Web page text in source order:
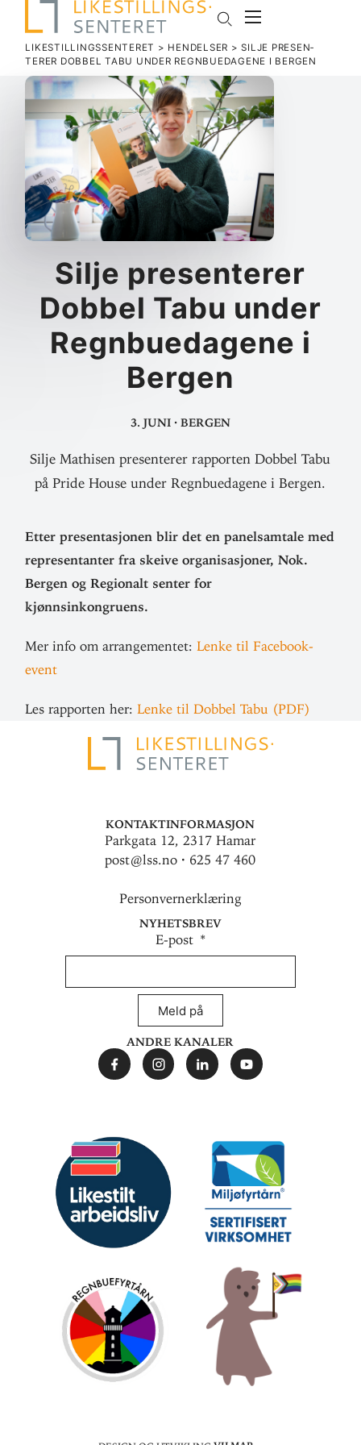
LIKESTILLINGSSENTERET > HENDELSER >SILJE PRE­SEN­
TERER DOBBEL TABU UNDER REGN­BUE­DAGENE I BERGEN
Silje pre­sen­terer
Dobbel Tabu under
Regn­bue­dagene i
Bergen
3. juni ·Bergen
Silje Mathisen presenterer rapporten Dobbel Tabu
på Pride House under Regnbuedagene i Bergen.
Etter pre­sen­ta­sjonen blir det en panel­samtale med
repre­sen­tanter fra skeive orga­ni­sa­sjoner, Nok.
Bergen og Regionalt senter for
kjønnsinkongruens.
Mer info om arran­ge­mentet:Lenke til Facebook-
event
Les rap­porten her:Lenke til Dobbel Tabu (PDF)
Kontaktinformasjon
Parkgata 12, 2317 Hamar
post@lss.no · 625 47 460
Personvernerklæring
Nyhetsbrev
E-post
Meld på
Andre kanaler